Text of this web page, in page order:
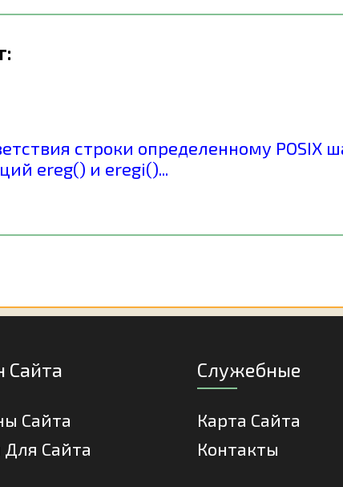
строки определенному POSIX
ereg() и eregi()...
Сайта
Сайта
Сайта
Служебные
Карта Сайта
Контакты